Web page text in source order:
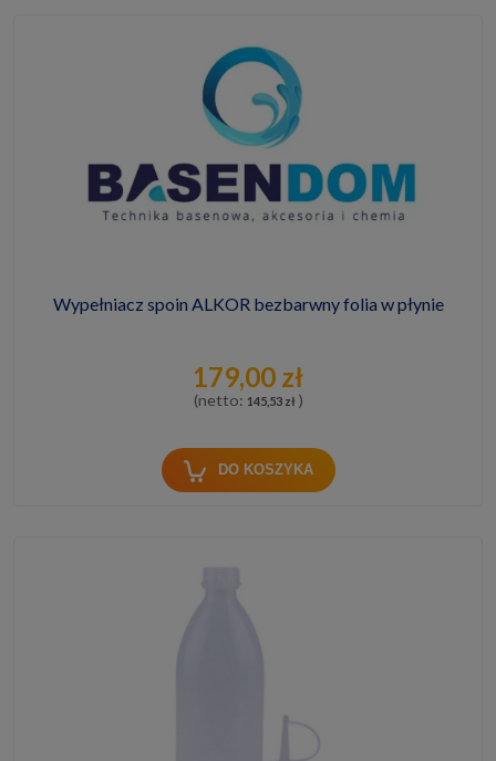
Wypełniacz spoin ALKOR bezbarwny folia w płynie
179,00 zł
(netto: 145,53 zł )
DO KOSZYKA